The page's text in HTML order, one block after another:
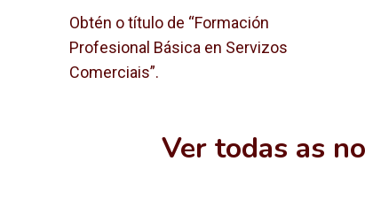
Obtén o título de “Formación
Profesional Básica en Servizos
Comerciais”.
Ver todas as